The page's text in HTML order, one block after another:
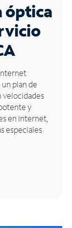
óptica
plan de
velocidades
y
en Internet,
especiales